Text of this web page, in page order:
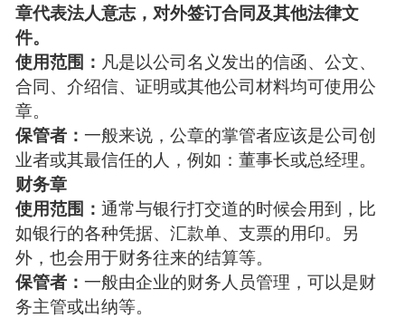
章代表法人意志，对外签订合同及其他法律文
件。
使用范围： 凡是以公司名义发出的信函、公文、
合同、介绍信、证明或其他公司材料均可使用公
章。
保管者： 一般来说，公章的掌管者应该是公司创
业者或其最信任的人，例如：董事长或总经理。
财务章
使用范围： 通常与银行打交道的时候会用到，比
如银行的各种凭据、汇款单、支票的用印。另
外，也会用于财务往来的结算等。
保管者： 一般由企业的财务人员管理，可以是财
务主管或出纳等。